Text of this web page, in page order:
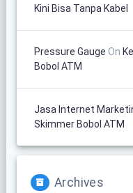
Kini Bisa Tanpa Kabel
Pressure Gauge On
Bobol ATM
Jasa Internet
Skimmer Bobol ATM
Archives